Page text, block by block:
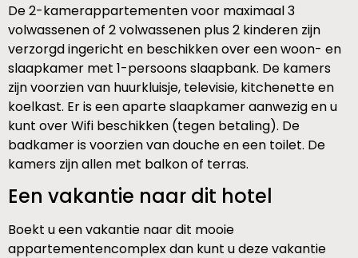
De 2-kamerappartementen voor maximaal 3
volwassenen of 2 volwassenen plus 2 kinderen zijn
verzorgd ingericht en beschikken over een woon- en
slaapkamer met 1-persoons slaapbank. De kamers
zijn voorzien van huurkluisje, televisie, kitchenette en
koelkast. Er is een aparte slaapkamer aanwezig en u
kunt over Wifi beschikken (tegen betaling). De
badkamer is voorzien van douche en een toilet. De
kamers zijn allen met balkon of terras.
Een vakantie naar dit hotel
Boekt u een vakantie naar dit mooie
appartementencomplex dan kunt u deze vakantie